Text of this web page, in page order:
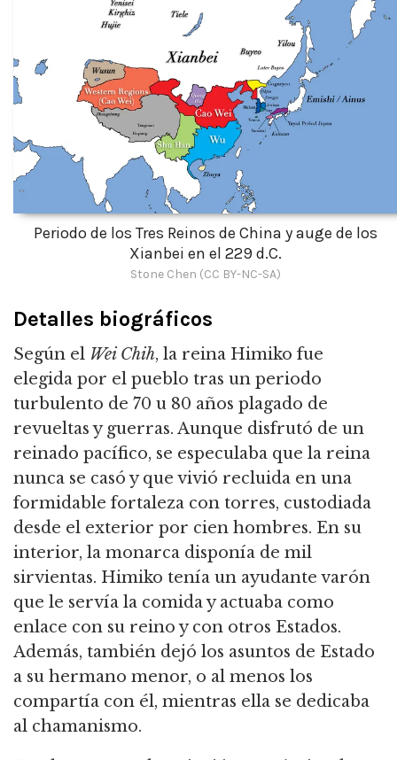
Periodo de los Tres Reinos de China y auge de los
Xianbei en el 229 d.C.
Stone Chen (CC BY-NC-SA)
Detalles biográficos
Según el Wei Chih, la reina Himiko fue
elegida por el pueblo tras un periodo
turbulento de 70 u 80 años plagado de
revueltas y guerras. Aunque disfrutó de un
reinado pacífico, se especulaba que la reina
nunca se casó y que vivió recluida en una
formidable fortaleza con torres, custodiada
desde el exterior por cien hombres. En su
interior, la monarca disponía de mil
sirvientas. Himiko tenía un ayudante varón
que le servía la comida y actuaba como
enlace con su reino y con otros Estados.
Además, también dejó los asuntos de Estado
a su hermano menor, o al menos los
compartía con él, mientras ella se dedicaba
al chamanismo.